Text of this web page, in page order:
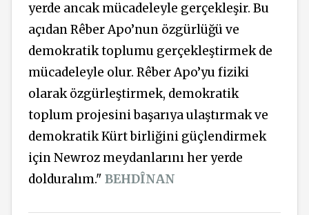
yerde ancak mücadeleyle gerçekleşir. Bu
açıdan Rêber Apo’nun özgürlüğü ve
demokratik toplumu gerçekleştirmek de
mücadeleyle olur. Rêber Apo’yu fiziki
olarak özgürleştirmek, demokratik
toplum projesini başarıya ulaştırmak ve
demokratik Kürt birliğini güçlendirmek
için Newroz meydanlarını her yerde
dolduralım." BEHDÎNAN